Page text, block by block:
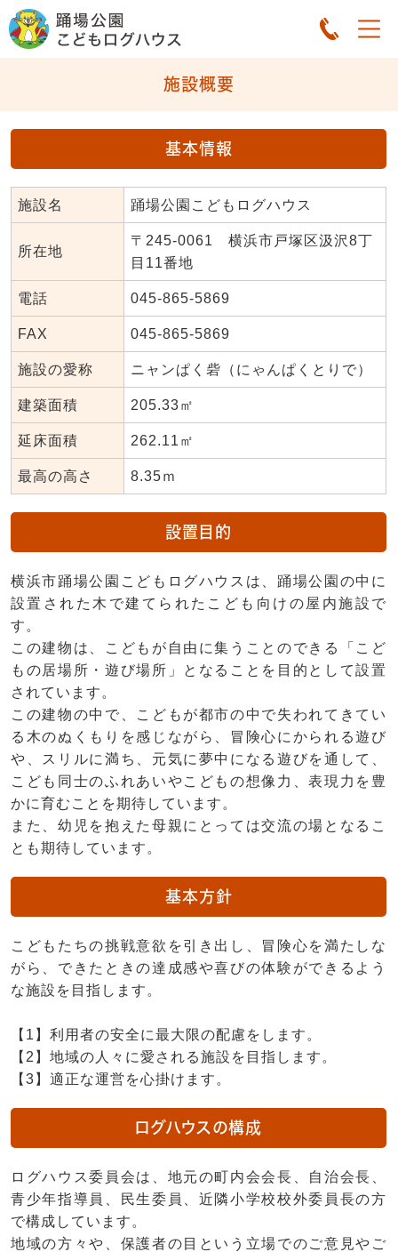
施設概要
基本情報
施設名 踊場公園こどもログハウス
所在地
〒245-0061 横浜市戸塚区汲沢8丁
目11番地
電話 045-865-5869
FAX 045-865-5869
施設の愛称 ニャンぱく砦（にゃんぱくとりで）
建築面積 205.33㎡
延床面積 262.11㎡
最高の高さ 8.35ｍ
設置目的
横浜市踊場公園こどもログハウスは、踊場公園の中に
設置された木で建てられたこども向けの屋内施設で
す。
この建物は、こどもが自由に集うことのできる「こど
もの居場所・遊び場所」となることを目的として設置
されています。
この建物の中で、こどもが都市の中で失われてきてい
る木のぬくもりを感じながら、冒険心にかられる遊び
や、スリルに満ち、元気に夢中になる遊びを通して、
こども同士のふれあいやこどもの想像力、表現力を豊
かに育むことを期待しています。
また、幼児を抱えた母親にとっては交流の場となるこ
とも期待しています。
基本方針
こどもたちの挑戦意欲を引き出し、冒険心を満たしな
がら、できたときの達成感や喜びの体験ができるよう
な施設を目指します。
【1】利用者の安全に最大限の配慮をします。
【2】地域の人々に愛される施設を目指します。
【3】適正な運営を心掛けます。
ログハウスの構成
ログハウス委員会は、地元の町内会会長、自治会長、
青少年指導員、民生委員、近隣小学校校外委員長の方
で構成しています。
地域の方々や、保護者の目という立場でのご意見やご